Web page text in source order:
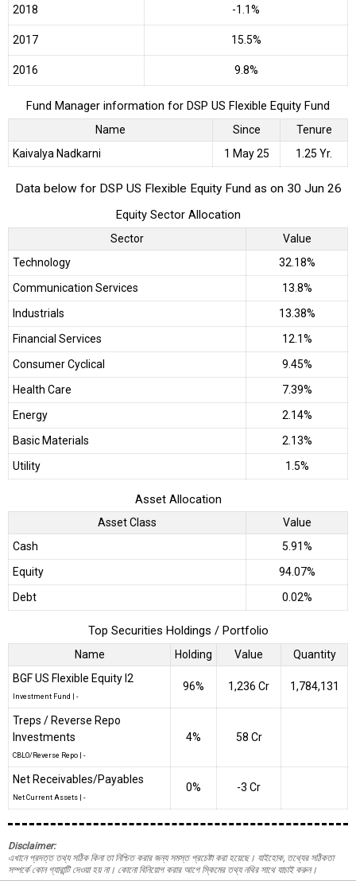
2018 -1.1%
2017 15.5%
2016 9.8%
Fund Manager information for DSP US Flexible Equity Fund
Name Since
Tenure
Kaivalya Nadkarni
1 May 25 1.25 Yr.
Data below for DSP US Flexible Equity Fund as on 30 Jun 26
Equity Sector Allocation
Sector
Value
Technology
32.18%
Communication Services
13.8%
Industrials
13.38%
Financial Services
12.1%
Consumer Cyclical
9.45%
Health Care
7.39%
Energy
2.14%
Basic Materials
2.13%
Utility
1.5%
Asset Allocation
Asset Class
Value
Cash
5.91%
Equity
94.07%
Debt
0.02%
Top Securities Holdings / Portfolio
Name Holding Value
Quantity
BGF US Flexible Equity I2
Investment Fund -
96% ₹1,236 Cr 1,784,131
Treps / Reverse Repo
Investments
CBLO/Reverse Repo -
4% ₹58 Cr
Net Receivables/Payables
Net Current Assets -
0% -₹3 Cr
Disclaimer:
এখানে প্রদত্ত তথ্য সঠিক কিনা তা নিশ্চিত করার জন্য সমস্ত প্রচেষ্টা করা হয়েছে। যাইহোক, তথ্যের সঠিকতা
সম্পর্কে কোন গ্যারান্টি দেওয়া হয় না। কোনো বিনিয়োগ করার আগে স্কিমের তথ্য নথির সাথে যাচাই করুন।